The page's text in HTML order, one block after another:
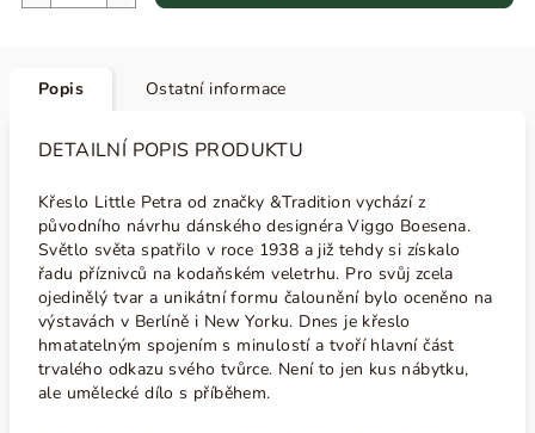
Popis Ostatní informace
DETAILNÍ POPIS PRODUKTU
Křeslo Little Petra od značky &Tradition vychází z
původního návrhu dánského designéra Viggo Boesena.
Světlo světa spatřilo v roce 1938 a již tehdy si získalo
řadu příznivců na kodaňském veletrhu. Pro svůj zcela
ojedinělý tvar a unikátní formu čalounění bylo oceněno na
výstavách v Berlíně i New Yorku. Dnes je křeslo
hmatatelným spojením s minulostí a tvoří hlavní část
trvalého odkazu svého tvůrce. Není to jen kus nábytku,
ale umělecké dílo s příběhem.